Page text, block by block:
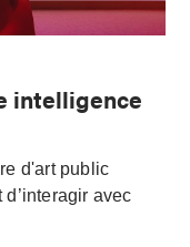
intelligence
d'art public
avec